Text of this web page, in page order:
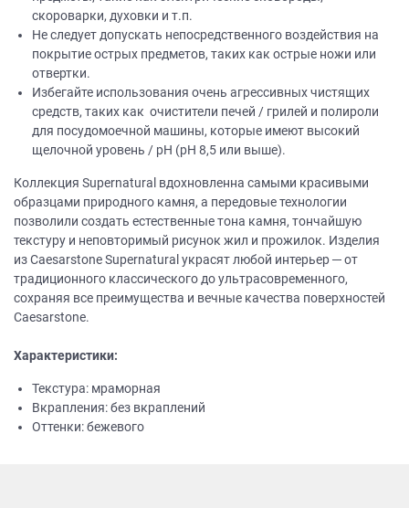
скороварки, духовки и т.п.
Не следует допускать непосредственного воздействия на
покрытие острых предметов, таких как острые ножи или
отвертки.
Избегайте использования очень агрессивных чистящих
средств, таких как очистители печей / грилей и полироли
для посудомоечной машины, которые имеют высокий
щелочной уровень / рН (рН 8,5 или выше).
Коллекция Supernatural вдохновленна самыми красивыми
образцами природного камня, а передовые технологии
позволили создать естественные тона камня, тончайшую
текстуру и неповторимый рисунок жил и прожилок. Изделия
из Caesarstone Supernatural украсят любой интерьер ─ от
традиционного классического до ультрасовременного,
сохраняя все преимущества и вечные качества поверхностей
Caesarstone.
Характеристики:
Текстура: мраморная
Вкрапления: без вкраплений
Оттенки: бежевого